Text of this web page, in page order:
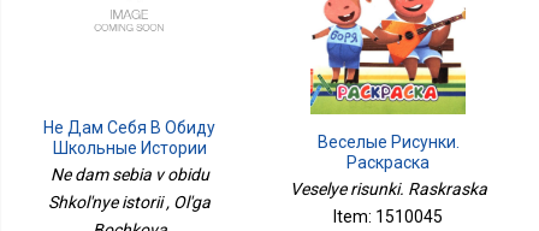
Не Дам Себя В Обиду
Школьные Истории
Ne dam sebia v obidu
Shkol'nye istorii , Ol'ga
Веселые Рисунки.
Раскраска
Veselye risunki. Raskraska
Item: 1510045